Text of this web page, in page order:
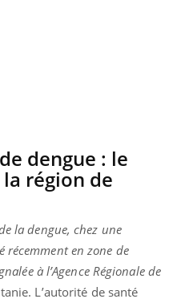
dengue : le
région de
la dengue, chez une
récemment en zone de
à l’Agence Régionale de
L’autorité de santé